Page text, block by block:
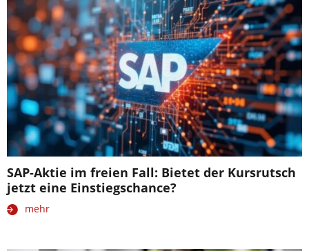
SAP-Aktie im freien Fall: Bietet der Kursrutsch
jetzt eine Einstiegschance?
mehr